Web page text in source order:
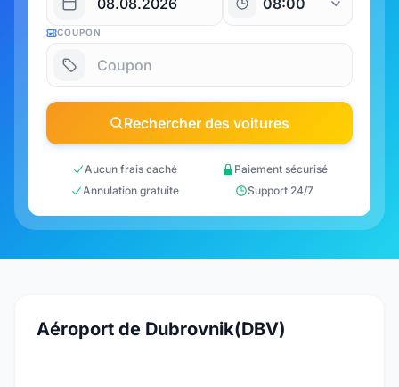
COUPON
Rechercher des voitures
Aucun frais caché
Paiement sécurisé
Annulation gratuite
Support 24/7
Aéroport de Dubrovnik(DBV)